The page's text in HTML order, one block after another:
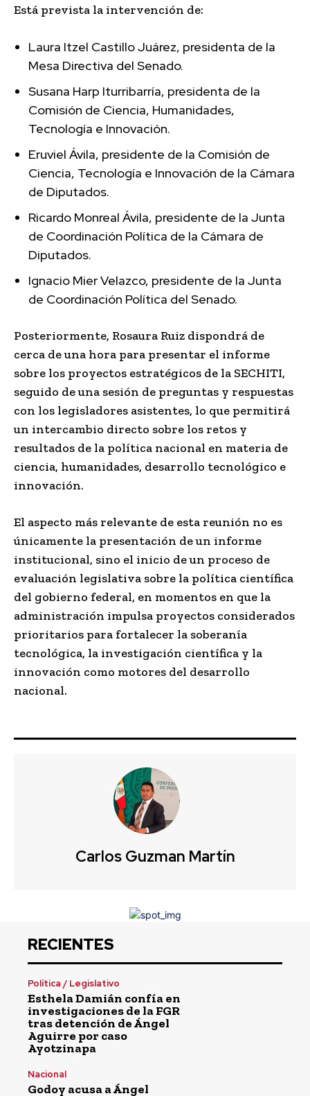
Está prevista la intervención de:
Laura Itzel Castillo Juárez, presidenta de la
Mesa Directiva del Senado.
Susana Harp Iturribarría, presidenta de la
Comisión de Ciencia, Humanidades,
Tecnología e Innovación.
Eruviel Ávila, presidente de la Comisión de
Ciencia, Tecnología e Innovación de la Cámara
de Diputados.
Ricardo Monreal Ávila, presidente de la Junta
de Coordinación Política de la Cámara de
Diputados.
Ignacio Mier Velazco, presidente de la Junta
de Coordinación Política del Senado.
Posteriormente, Rosaura Ruiz dispondrá de
cerca de una hora para presentar el informe
sobre los proyectos estratégicos de la SECHITI,
seguido de una sesión de preguntas y respuestas
con los legisladores asistentes, lo que permitirá
un intercambio directo sobre los retos y
resultados de la política nacional en materia de
ciencia, humanidades, desarrollo tecnológico e
innovación.
El aspecto más relevante de esta reunión no es
únicamente la presentación de un informe
institucional, sino el inicio de un proceso de
evaluación legislativa sobre la política científica
del gobierno federal, en momentos en que la
administración impulsa proyectos considerados
prioritarios para fortalecer la soberanía
tecnológica, la investigación científica y la
innovación como motores del desarrollo
nacional.
Carlos Guzman Martín
RECIENTES
Política / Legislativo
Esthela Damián confía en
investigaciones de la FGR
tras detención de Ángel
Aguirre por caso
Ayotzinapa
Nacional
Godoy acusa a Ángel